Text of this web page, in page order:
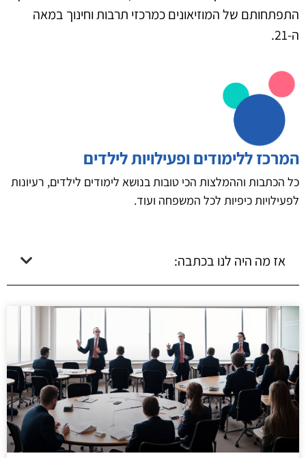
התפתחותם של המוזיאונים כמרכזי תרבות וחינוך במאה
ה-21.
המרכז ללימודים ופעילויות לילדים
כל הכתבות וההמלצות הכי טובות בנושא לימודים לילדים, רעיונות
לפעילויות כיפיות לכל המשפחה ועוד.
אז מה היה לנו בכתבה: